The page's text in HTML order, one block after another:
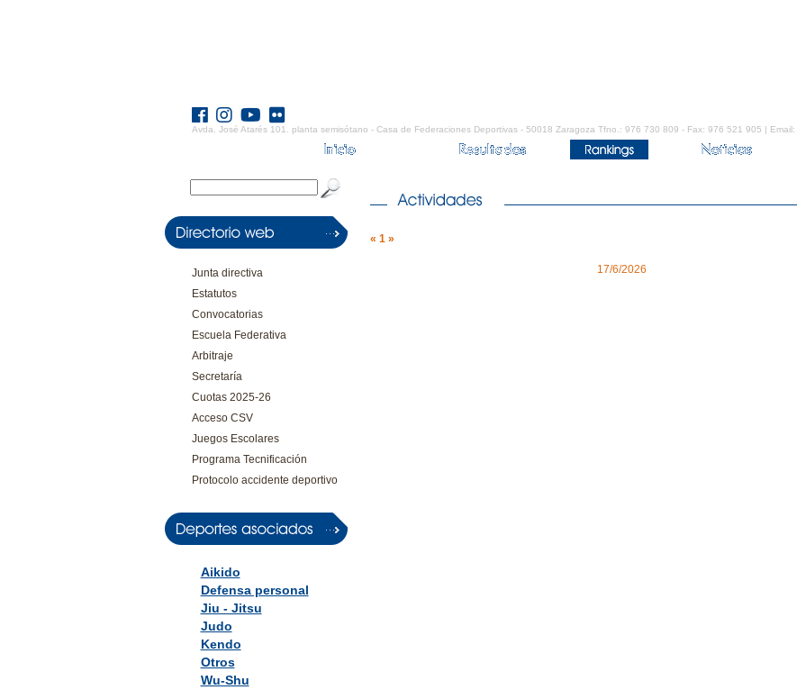
Avda. José Atarés 101. planta semisótano - Casa de Federaciones Deportivas - 50018 Zaragoza Tfno.: 976 730 809 - Fax: 976 521 905 | Email:
Junta directiva
Estatutos
Convocatorias
Escuela Federativa
Arbitraje
Secretaría
Cuotas 2025-26
Acceso CSV
Juegos Escolares
Programa Tecnificación
Protocolo accidente deportivo
Aikido
Defensa personal
Jiu - Jitsu
Judo
Kendo
Otros
Wu-Shu
« 1 »
17/6/2026